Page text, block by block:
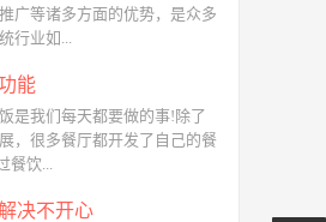
广等诸多方面的优势，是众多
行业如...
能
是我们每天都要做的事!除了
，很多餐厅都开发了自己的餐
餐饮...
决不开心